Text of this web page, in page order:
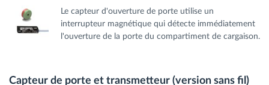
Le capteur d'ouverture de porte utilise un
interrupteur magnétique qui détecte immédiatement
l'ouverture de la porte du compartiment de cargaison.
Capteur de porte et transmetteur (version sans fil)